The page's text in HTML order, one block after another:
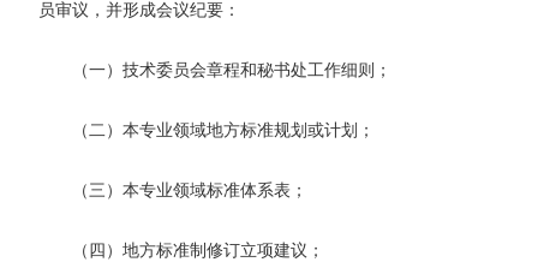
员审议，并形成会议纪要：
（一）技术委员会章程和秘书处工作细则；
（二）本专业领域地方标准规划或计划；
（三）本专业领域标准体系表；
（四）地方标准制修订立项建议；